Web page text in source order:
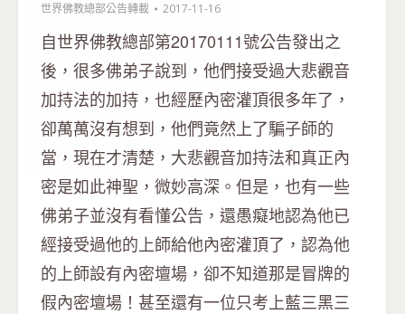
世界佛教總部公告轉載 2017-11-16
自世界佛教總部第20170111號公告發出之
後，很多佛弟子說到，他們接受過大悲觀音
加持法的加持，也經歷內密灌頂很多年了，
卻萬萬沒有想到，他們竟然上了騙子師的
當，現在才清楚，大悲觀音加持法和真正內
密是如此神聖，微妙高深。但是，也有一些
佛弟子並沒有看懂公告，還愚癡地認為他已
經接受過他的上師給他內密灌頂了，認為他
的上師設有內密壇場，卻不知道那是冒牌的
假內密壇場！甚至還有一位只考上藍三黑三